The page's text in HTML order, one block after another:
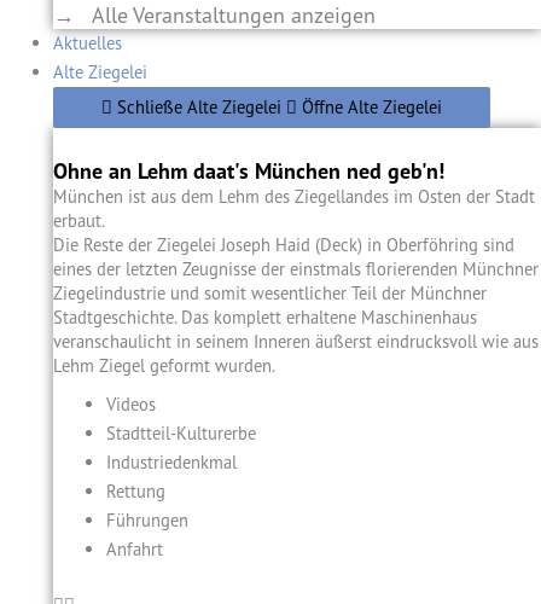
→ Alle Veranstaltungen anzeigen
Aktuelles
Alte Ziegelei
Schließe Alte Ziegelei
Öffne Alte Ziegelei
Ohne an Lehm daat's München ned geb'n!
München ist aus dem Lehm des Ziegellandes im Osten der Stadt
erbaut.
Die Reste der Ziegelei Joseph Haid (Deck) in Oberföhring sind
eines der letzten Zeugnisse der einstmals florierenden Münchner
Ziegelindustrie und somit wesentlicher Teil der Münchner
Stadtgeschichte. Das komplett erhaltene Maschinenhaus
veranschaulicht in seinem Inneren äußerst eindrucksvoll wie aus
Lehm Ziegel geformt wurden.
Videos
Stadtteil-Kulturerbe
Industriedenkmal
Rettung
Führungen
Anfahrt